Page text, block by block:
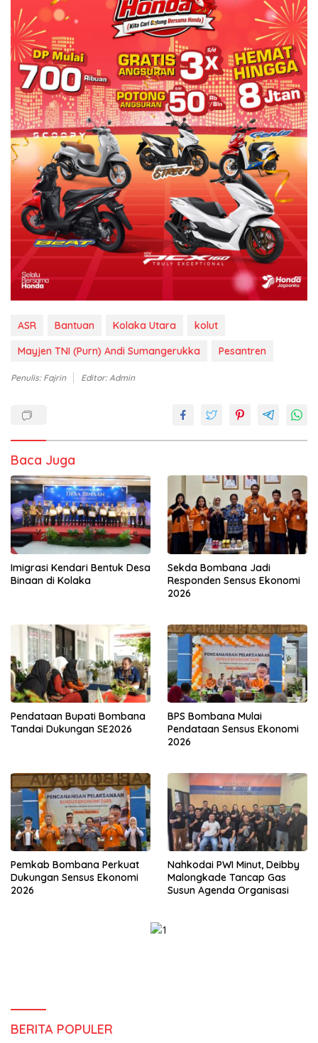
ASR Bantuan Kolaka Utara
kolut
Mayjen TNI (Purn) Andi Sumangerukka
Pesantren
Penulis: Fajrin Editor: Admin
Baca Juga
Imigrasi Kendari Bentuk Desa
Binaan di Kolaka
Sekda Bombana Jadi
Responden Sensus Ekonomi
2026
Pendataan Bupati Bombana
Tandai Dukungan SE2026
BPS Bombana Mulai
Pendataan Sensus Ekonomi
2026
Pemkab Bombana Perkuat
Dukungan Sensus Ekonomi
2026
Nahkodai PWI Minut, Deibby
Malongkade Tancap Gas
Susun Agenda Organisasi
BERITA POPULER